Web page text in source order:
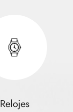
Relojes